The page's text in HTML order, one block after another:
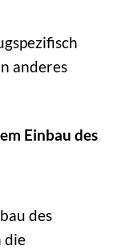
anderes
Einbau des
des
die